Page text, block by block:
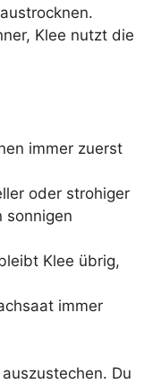
Klee nutzt die
immer zuerst
oder strohiger
sonnigen
Klee übrig,
immer
Du